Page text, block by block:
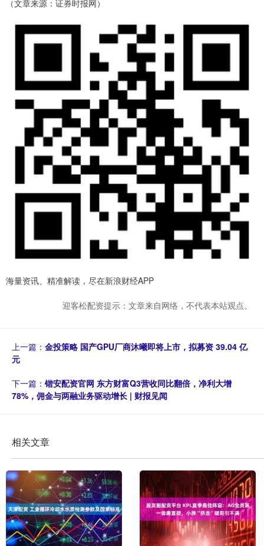
（文章来源：证券时报网）
海量资讯、精准解读，尽在新浪财经APP
迎客松配资提示：文章来自网络，不代表本站观点。
上一篇： 金投策略 国产GPU厂商沐曦即将上市，拟募资 39.04 亿
元
下一篇： 锴安配资官网 东方财富Q3营收同比翻倍，净利大增
78%，佣金与两融业务驱动增长 | 财报见闻
相关文章